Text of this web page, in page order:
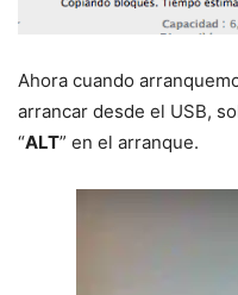
Ahora cuando
arrancar desde el USB,
“ALT” en el arranque.